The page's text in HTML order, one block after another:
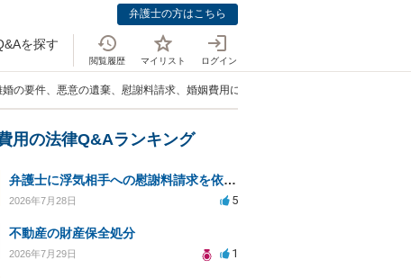
弁護士の方はこちら
を探す
閲覧履歴 マイリスト ログイン
の要件、悪意の遺棄、慰謝料請求、婚姻費用について」
用の法律Q&Aランキング
弁護士に浮気相手への慰謝料請求を依頼する費用相場は？
2026年7月28日 5
不動産の財産保全処分
2026年7月29日 1